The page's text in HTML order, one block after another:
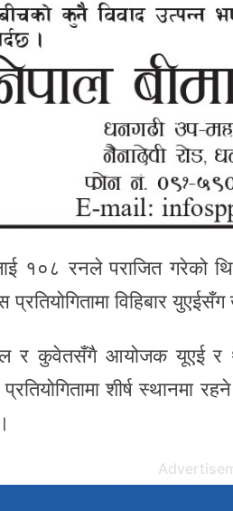
१०८ रनले पराजित गरेको
विहिबार
र कुवेतसँगै आयोजक यूएई र
शीर्ष स्थानमा